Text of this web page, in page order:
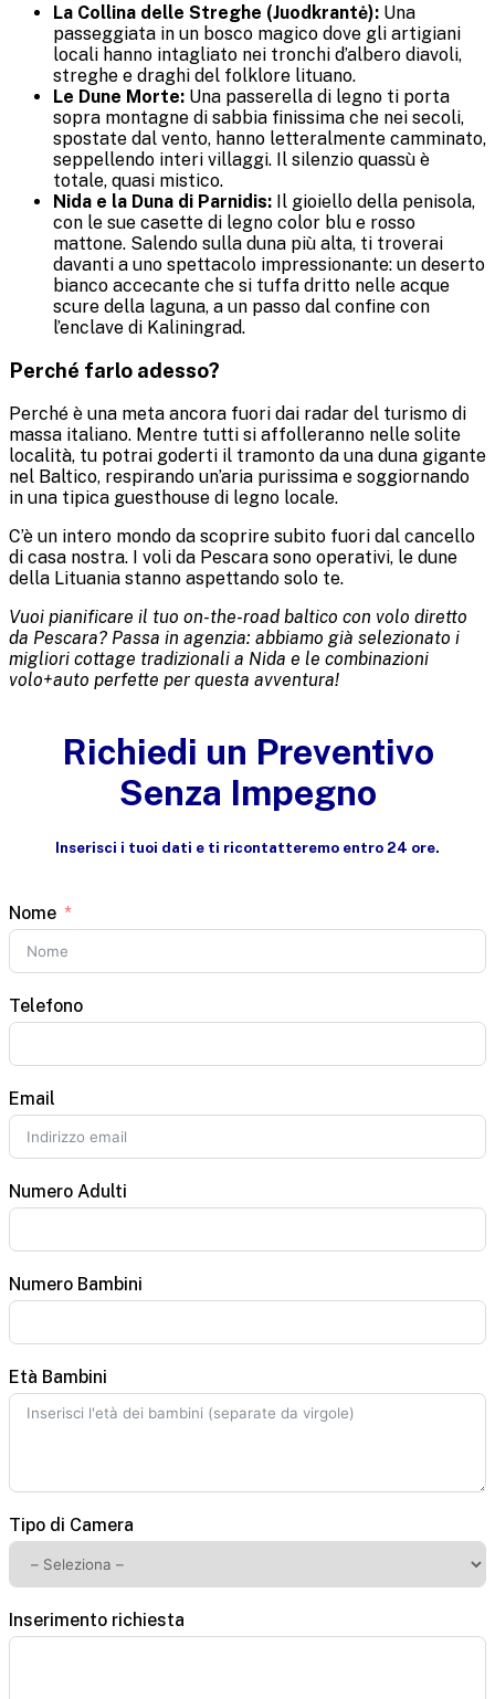
La Collina delle Streghe (Juodkrantė): Una
passeggiata in un bosco magico dove gli artigiani
locali hanno intagliato nei tronchi d’albero diavoli,
streghe e draghi del folklore lituano.
Le Dune Morte: Una passerella di legno ti porta
sopra montagne di sabbia finissima che nei secoli,
spostate dal vento, hanno letteralmente camminato,
seppellendo interi villaggi. Il silenzio quassù è
totale, quasi mistico.
Nida e la Duna di Parnidis: Il gioiello della penisola,
con le sue casette di legno color blu e rosso
mattone. Salendo sulla duna più alta, ti troverai
davanti a uno spettacolo impressionante: un deserto
bianco accecante che si tuffa dritto nelle acque
scure della laguna, a un passo dal confine con
l’enclave di Kaliningrad.
Perché farlo adesso?
Perché è una meta ancora fuori dai radar del turismo di
massa italiano. Mentre tutti si affolleranno nelle solite
località, tu potrai goderti il tramonto da una duna gigante
nel Baltico, respirando un’aria purissima e soggiornando
in una tipica guesthouse di legno locale.
C’è un intero mondo da scoprire subito fuori dal cancello
di casa nostra. I voli da Pescara sono operativi, le dune
della Lituania stanno aspettando solo te.
Vuoi pianificare il tuo on-the-road baltico con volo diretto
da Pescara? Passa in agenzia: abbiamo già selezionato i
migliori cottage tradizionali a Nida e le combinazioni
volo+auto perfette per questa avventura!
Richiedi un Preventivo
Senza Impegno
Inserisci i tuoi dati e ti ricontatteremo entro 24 ore.
Nome
Telefono
Email
Numero Adulti
Numero Bambini
Età Bambini
Tipo di Camera
Inserimento richiesta